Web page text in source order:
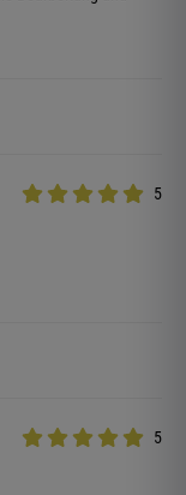
5
5